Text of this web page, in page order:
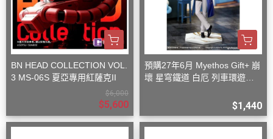
BN HEAD COLLECTION VOL.
3 MS-06S 夏亞專用紅薩克II
$6,000
$5,600
預購27年6月 Myethos Gift+ 崩
壞 星穹鐵道 白厄 列車環遊記V
$1,440